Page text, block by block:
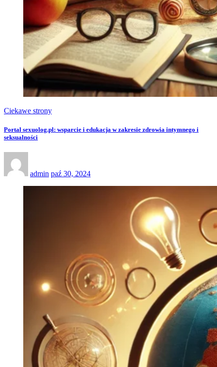
Ciekawe strony
Portal sexuolog.pl: wsparcie i edukacja w zakresie zdrowia intymnego i
seksualności
admin paź 30, 2024